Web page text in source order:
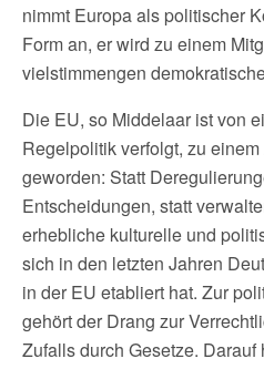
nimmt Europa als politischer
Form an, er wird zu einem
vielstimmengen
Die EU, so Middelaar ist von
Regelpolitik verfolgt, zu
geworden: Statt
Entscheidungen, statt
erhebliche kulturelle und
sich in den letzten Jahren
in der EU etabliert hat. Zur
gehört der Drang zur
Zufalls durch Gesetze.